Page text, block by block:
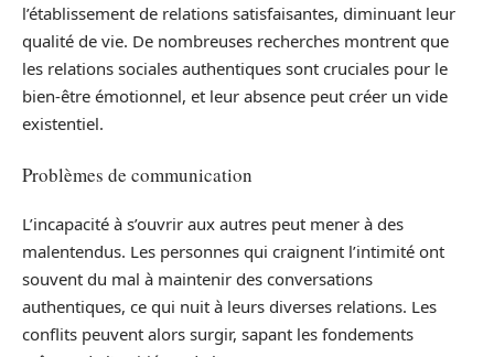
l’établissement de relations satisfaisantes, diminuant leur
qualité de vie. De nombreuses recherches montrent que
les relations sociales authentiques sont cruciales pour le
bien-être émotionnel, et leur absence peut créer un vide
existentiel.
Problèmes de communication
L’incapacité à s’ouvrir aux autres peut mener à des
malentendus. Les personnes qui craignent l’intimité ont
souvent du mal à maintenir des conversations
authentiques, ce qui nuit à leurs diverses relations. Les
conflits peuvent alors surgir, sapant les fondements